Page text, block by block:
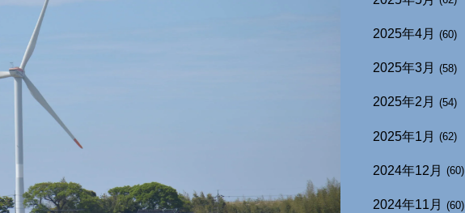
2025年4月 (60)
2025年3月 (58)
2025年2月 (54)
2025年1月 (62)
2024年12月 (60)
2024年11月 (60)